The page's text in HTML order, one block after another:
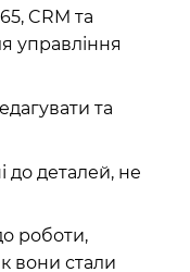
CRM та
управління
та
до деталей, не
роботи,
вони стали